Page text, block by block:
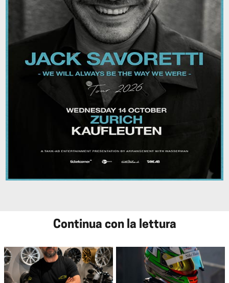
Continua con la lettura